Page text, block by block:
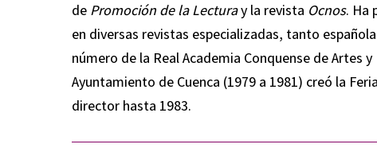
de Promoción de la Lecturay la revista Ocnos. Ha
en diversas revistas especializadas, tanto
número de la Real Academia Conquense de Artes
Ayuntamiento de Cuenca (1979 a 1981) creó la
director hasta 1983.